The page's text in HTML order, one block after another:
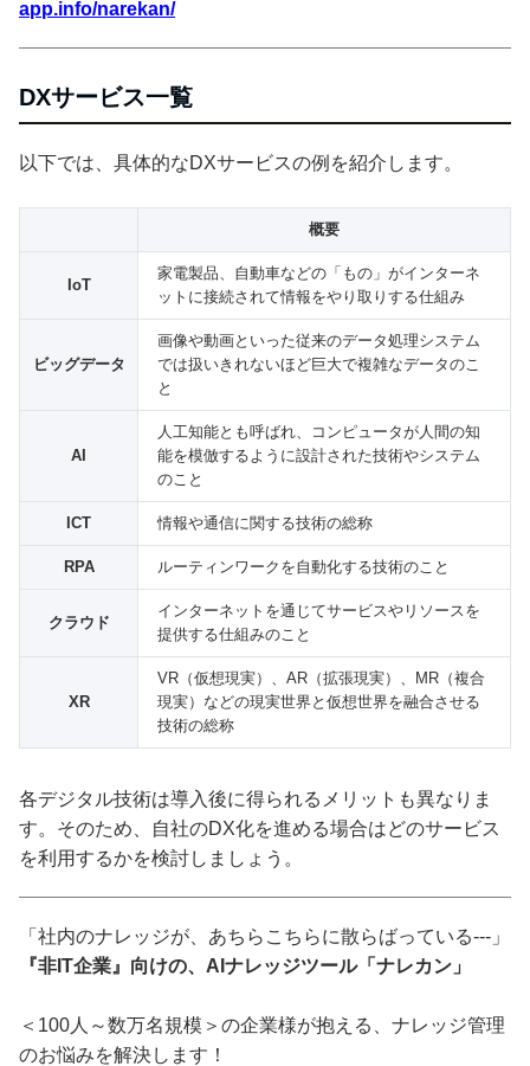
app.info/narekan/
DXサービス一覧
以下では、具体的なDXサービスの例を紹介します。
概要
IoT
家電製品、自動車などの「もの」がインターネ
ットに接続されて情報をやり取りする仕組み
ビッグデータ
画像や動画といった従来のデータ処理システム
では扱いきれないほど巨大で複雑なデータのこ
と
AI
人工知能とも呼ばれ、コンピュータが人間の知
能を模倣するように設計された技術やシステム
のこと
ICT 情報や通信に関する技術の総称
RPA ルーティンワークを自動化する技術のこと
クラウド
インターネットを通じてサービスやリソースを
提供する仕組みのこと
XR
VR（仮想現実）、AR（拡張現実）、MR（複合
現実）などの現実世界と仮想世界を融合させる
技術の総称
各デジタル技術は導入後に得られるメリットも異なりま
す。そのため、自社のDX化を進める場合はどのサービス
を利用するかを検討しましょう。
「社内のナレッジが、あちらこちらに散らばっている---」
『非IT企業』向けの、AIナレッジツール「ナレカン」
＜100人～数万名規模＞の企業様が抱える、ナレッジ管理
のお悩みを解決します！